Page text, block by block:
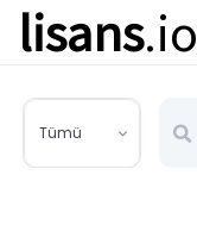
lisans.io
Tümü